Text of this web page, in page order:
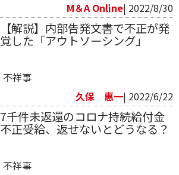
M＆A Online| 2022/8/30
【解説】内部告発文書で不正が発
覚した「アウトソーシング」
不祥事
久保 惠一| 2022/6/22
7千件未返還のコロナ持続給付金
不正受給、返せないとどうなる？
不祥事